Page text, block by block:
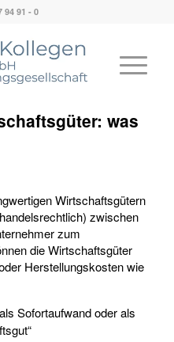
94 91 - 0
was
Wirtschaftsgütern
zwischen
zum
die Wirtschaftsgüter
Herstellungskosten wie
Sofortaufwand oder als